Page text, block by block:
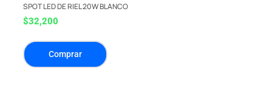
SPOT LED DE RIEL 20W BLANCO
$32,200
Comprar